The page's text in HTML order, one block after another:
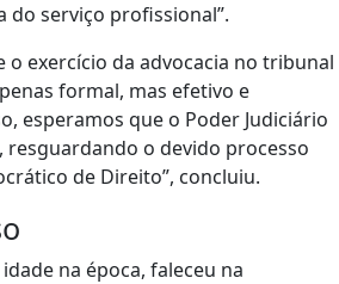
do serviço profissional”.
o exercício da advocacia no tribunal
formal, mas efetivo e
esperamos que o Poder Judiciário
resguardando o devido processo
de Direito”, concluiu.
na época, faleceu na